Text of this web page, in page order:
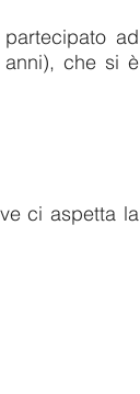
ad
che si è
ci aspetta la